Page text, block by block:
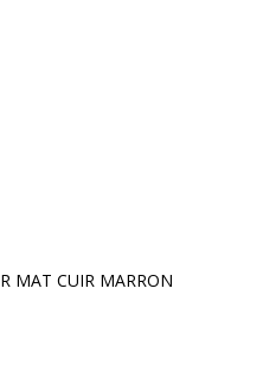
MAT CUIR MARRON